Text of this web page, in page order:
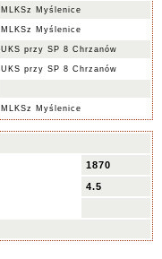
MLKSz Myślenice
MLKSz Myślenice
UKS przy SP 8 Chrzanów
UKS przy SP 8 Chrzanów
MLKSz Myślenice
1870
4.5